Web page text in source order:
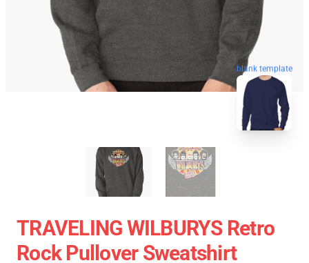
blank template
TRAVELING WILBURYS Retro
Rock Pullover Sweatshirt